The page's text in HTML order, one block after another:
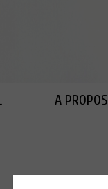
A PROPOS